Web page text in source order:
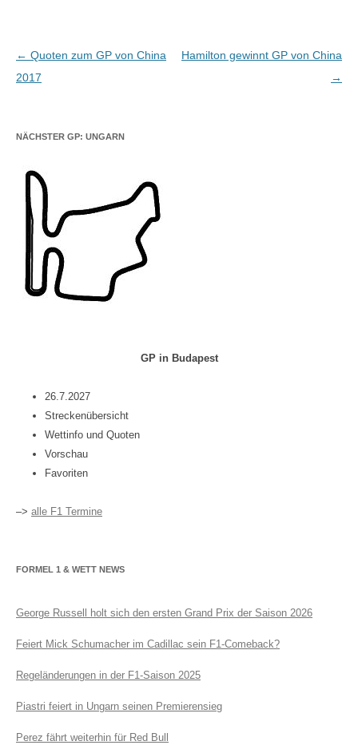
Beitragsnavigation
← Quoten zum GP von China
2017
Hamilton gewinnt GP von China
→
NÄCHSTER GP: UNGARN
GP in Budapest
26.7.2027
Streckenübersicht
Wettinfo und Quoten
Vorschau
Favoriten
–> alle F1 Termine
FORMEL 1 & WETT NEWS
George Russell holt sich den ersten Grand Prix der Saison 2026
Feiert Mick Schumacher im Cadillac sein F1-Comeback?
Regeländerungen in der F1-Saison 2025
Piastri feiert in Ungarn seinen Premierensieg
Perez fährt weiterhin für Red Bull